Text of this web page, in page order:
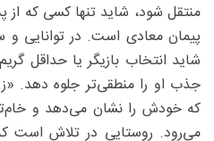
منتقل شود، شاید تنها کسی که از
پیمان معادی است. در توانایی
شاید انتخاب بازیگر یا حداقل
جذب او را منطقی‌تر جلوه دهد.
که خودش را نشان می‌دهد و
می‌رود. روستایی در تلاش است